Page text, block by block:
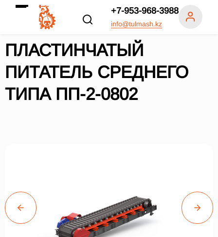
+7-953-968-3988
info@tulmash.kz
ПЛАСТИНЧАТЫЙ
ПИТАТЕЛЬ СРЕДНЕГО
ТИПА ПП-2-0802